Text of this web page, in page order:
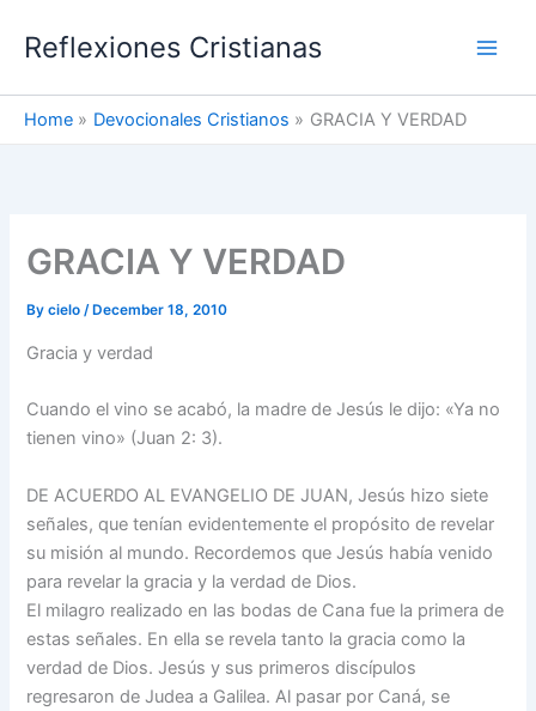
Reflexiones Cristianas
Home Devocionales Cristianos GRACIA Y VERDAD
GRACIA Y VERDAD
Bycielo/ December 18, 2010
Gracia y verdad
Cuando el vino se acabó, la madre de Jesús le dijo: «Ya no
tienen vino» (Juan 2: 3).
DE ACUERDO AL EVANGELIO DE JUAN, Jesús hizo siete
señales, que tenían evidentemente el propósito de revelar
su misión al mundo. Recordemos que Jesús había venido
para revelar la gracia y la verdad de Dios.
El milagro realizado en las bodas de Cana fue la primera de
estas señales. En ella se revela tanto la gracia como la
verdad de Dios. Jesús y sus primeros discípulos
regresaron de Judea a Galilea. Al pasar por Caná, se